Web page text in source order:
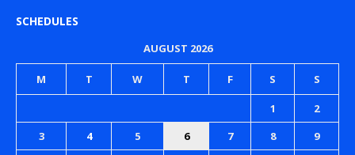
SCHEDULES
AUGUST 2026
M T W T F S S
1
2
3
4 5 6 7 8
9